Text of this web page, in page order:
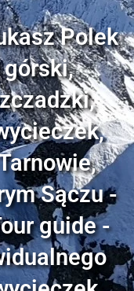
Polek
Sączu -
guide -